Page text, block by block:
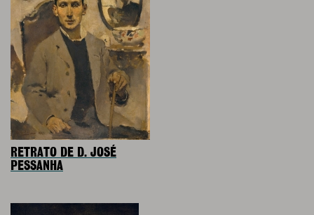
RETRATO DE D. JOSÉ
PESSANHA